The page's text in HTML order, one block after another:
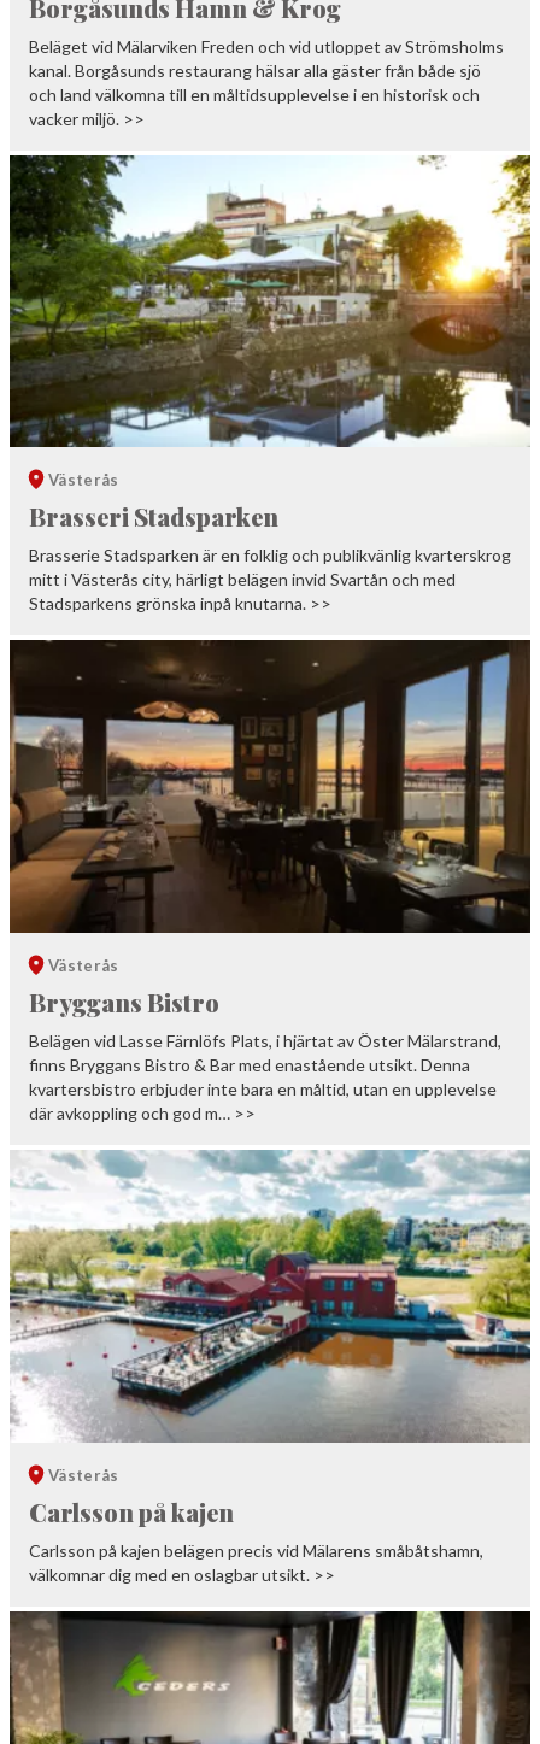
Borgåsunds Hamn & Krog
Beläget vid Mälarviken Freden och vid utloppet av Strömsholms
kanal. Borgåsunds restaurang hälsar alla gäster från både sjö
och land välkomna till en måltidsupplevelse i en historisk och
vacker miljö. >>
Västerås
Brasseri Stadsparken
Brasserie Stadsparken är en folklig och publikvänlig kvarterskrog
mitt i Västerås city, härligt belägen invid Svartån och med
Stadsparkens grönska inpå knutarna. >>
Västerås
Bryggans Bistro
Belägen vid Lasse Färnlöfs Plats, i hjärtat av Öster Mälarstrand,
finns Bryggans Bistro & Bar med enastående utsikt. Denna
kvartersbistro erbjuder inte bara en måltid, utan en upplevelse
där avkoppling och god m… >>
Västerås
Carlsson på kajen
Carlsson på kajen belägen precis vid Mälarens småbåtshamn,
välkomnar dig med en oslagbar utsikt. >>